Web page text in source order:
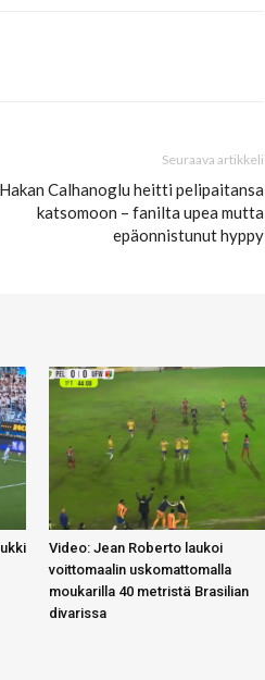
Seuraava artikkeli
Calhanoglu heitti pelipaitansa
katsomoon – fanilta upea mutta
epäonnistunut hyppy
Video: Jean Roberto laukoi
voittomaalin uskomattomalla
moukarilla 40 metristä Brasilian
divarissa